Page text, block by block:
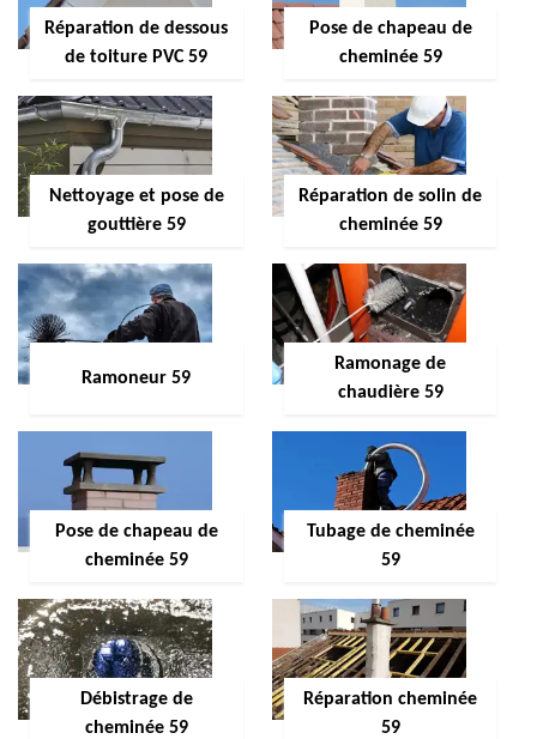
Réparation de dessous
de toiture PVC 59
Pose de chapeau de
cheminée 59
Nettoyage et pose de
gouttière 59
Réparation de solin de
cheminée 59
Ramoneur 59
Ramonage de
chaudière 59
Pose de chapeau de
cheminée 59
Tubage de cheminée
59
Débistrage de
cheminée 59
Réparation cheminée
59